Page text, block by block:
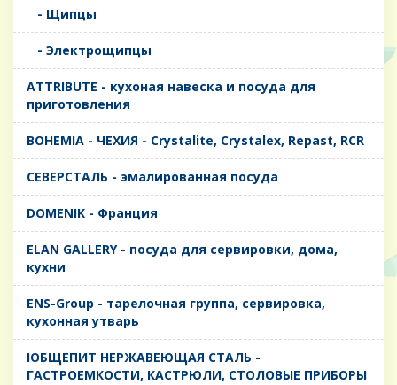
- Щипцы
- Электрощипцы
ATTRIBUTE - кухоная навеска и посуда для
приготовления
BOHEMIA - ЧЕХИЯ - Crystalite, Crystalex, Repast, RCR
CЕВЕРСТАЛЬ - эмалированная посуда
DOMENIK - Франция
ELAN GALLERY - посуда для сервировки, дома,
кухни
ENS-Group - тарелочная группа, сервировка,
кухонная утварь
IОБЩЕПИТ НЕРЖАВЕЮЩАЯ СТАЛЬ -
ГАСТРОЕМКОСТИ, КАСТРЮЛИ, СТОЛОВЫЕ ПРИБОРЫ